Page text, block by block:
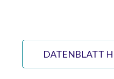
DATENBLATT